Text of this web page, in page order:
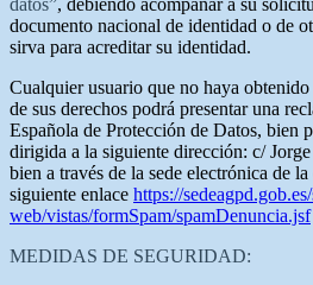
datos”, debiendo acompañar a su
documento nacional de identidad o de
sirva para acreditar su identidad.
Cualquier usuario que no haya
de sus derechos podrá presentar una
Española de Protección de Datos, bien
dirigida a la siguiente dirección: c/
bien a través de la sede electrónica de
siguiente enlace https://
web/vistas/formSpam/spamDenuncia.jsf
MEDIDAS DE SEGURIDAD: